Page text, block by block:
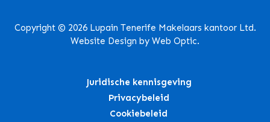
Copyright © 2026 Lupain Tenerife Makelaars kantoor Ltd.
Website Design by Web Optic.
Juridische kennisgeving
Privacybeleid
Cookiebeleid